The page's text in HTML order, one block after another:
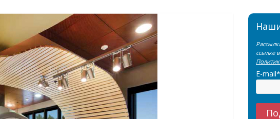
ссылке
E-mail*